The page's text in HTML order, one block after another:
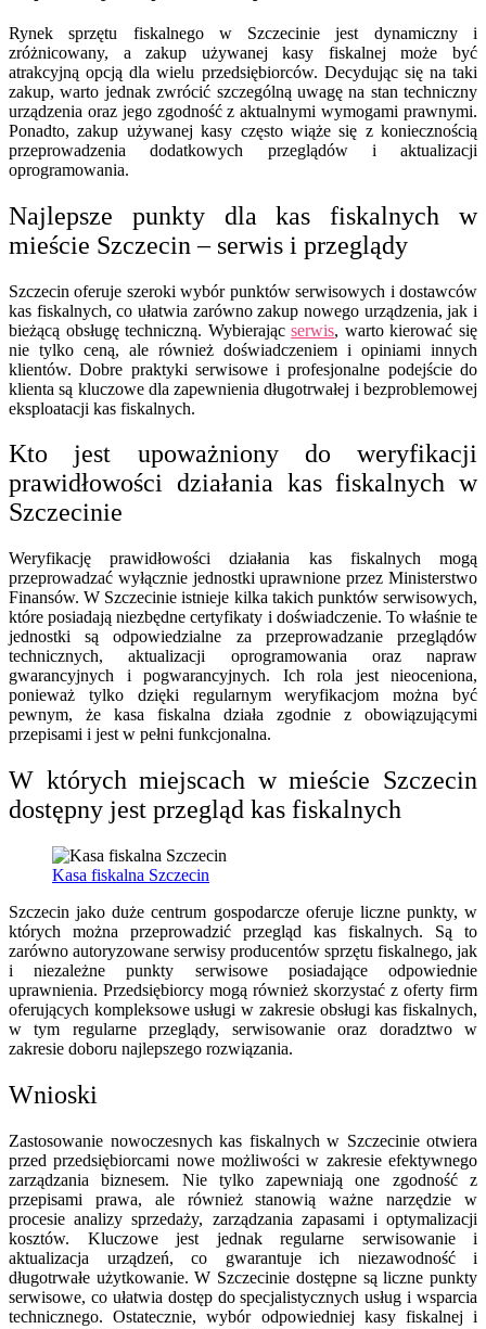
Rynek sprzętu fiskalnego w Szczecinie jest dynamiczny i
zróżnicowany, a zakup używanej kasy fiskalnej może być
atrakcyjną opcją dla wielu przedsiębiorców. Decydując się na taki
zakup, warto jednak zwrócić szczególną uwagę na stan techniczny
urządzenia oraz jego zgodność z aktualnymi wymogami prawnymi.
Ponadto, zakup używanej kasy często wiąże się z koniecznością
przeprowadzenia dodatkowych przeglądów i aktualizacji
oprogramowania.
Najlepsze punkty dla kas fiskalnych w
mieście Szczecin – serwis i przeglądy
Szczecin oferuje szeroki wybór punktów serwisowych i dostawców
kas fiskalnych, co ułatwia zarówno zakup nowego urządzenia, jak i
bieżącą obsługę techniczną. Wybierającserwis, warto kierować się
nie tylko ceną, ale również doświadczeniem i opiniami innych
klientów. Dobre praktyki serwisowe i profesjonalne podejście do
klienta są kluczowe dla zapewnienia długotrwałej i bezproblemowej
eksploatacji kas fiskalnych.
Kto jest upoważniony do weryfikacji
prawidłowości działania kas fiskalnych w
Szczecinie
Weryfikację prawidłowości działania kas fiskalnych mogą
przeprowadzać wyłącznie jednostki uprawnione przez Ministerstwo
Finansów. W Szczecinie istnieje kilka takich punktów serwisowych,
które posiadają niezbędne certyfikaty i doświadczenie. To właśnie te
jednostki są odpowiedzialne za przeprowadzanie przeglądów
technicznych, aktualizacji oprogramowania oraz napraw
gwarancyjnych i pogwarancyjnych. Ich rola jest nieoceniona,
ponieważ tylko dzięki regularnym weryfikacjom można być
pewnym, że kasa fiskalna działa zgodnie z obowiązującymi
przepisami i jest w pełni funkcjonalna.
W których miejscach w mieście Szczecin
dostępny jest przegląd kas fiskalnych
Kasa fiskalna Szczecin
Szczecin jako duże centrum gospodarcze oferuje liczne punkty, w
których można przeprowadzić przegląd kas fiskalnych. Są to
zarówno autoryzowane serwisy producentów sprzętu fiskalnego, jak
i niezależne punkty serwisowe posiadające odpowiednie
uprawnienia. Przedsiębiorcy mogą również skorzystać z oferty firm
oferujących kompleksowe usługi w zakresie obsługi kas fiskalnych,
w tym regularne przeglądy, serwisowanie oraz doradztwo w
zakresie doboru najlepszego rozwiązania.
Wnioski
Zastosowanie nowoczesnych kas fiskalnych w Szczecinie otwiera
przed przedsiębiorcami nowe możliwości w zakresie efektywnego
zarządzania biznesem. Nie tylko zapewniają one zgodność z
przepisami prawa, ale również stanowią ważne narzędzie w
procesie analizy sprzedaży, zarządzania zapasami i optymalizacji
kosztów. Kluczowe jest jednak regularne serwisowanie i
aktualizacja urządzeń, co gwarantuje ich niezawodność i
długotrwałe użytkowanie. W Szczecinie dostępne są liczne punkty
serwisowe, co ułatwia dostęp do specjalistycznych usług i wsparcia
technicznego. Ostatecznie, wybór odpowiedniej kasy fiskalnej i